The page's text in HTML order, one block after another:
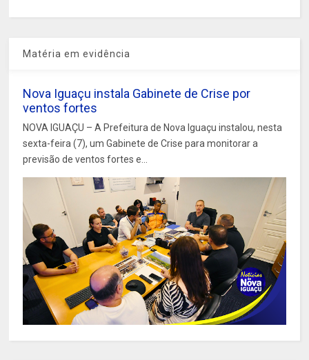
Matéria em evidência
Nova Iguaçu instala Gabinete de Crise por
ventos fortes
NOVA IGUAÇU – A Prefeitura de Nova Iguaçu instalou, nesta
sexta-feira (7), um Gabinete de Crise para monitorar a
previsão de ventos fortes e...